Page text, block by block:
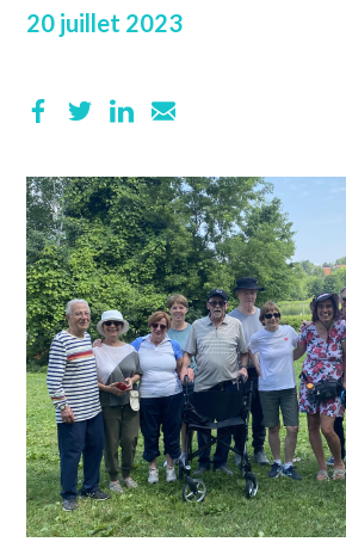
20 juillet 2023